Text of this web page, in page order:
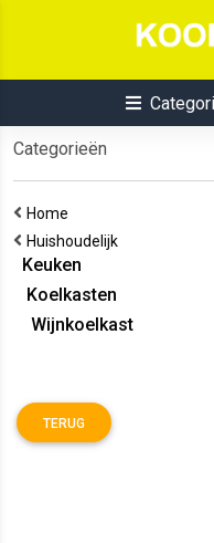
Categorieën
Home
Huishoudelijk
Keuken
Koelkasten
Wijnkoelkast
TERUG